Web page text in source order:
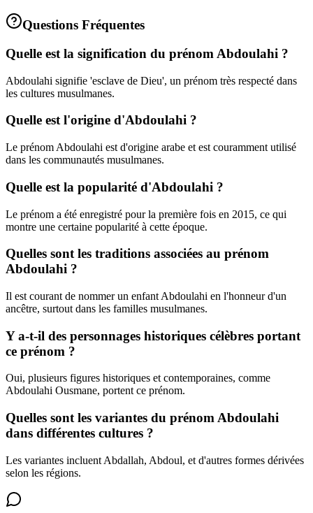
Questions Fréquentes
Quelle est la signification du prénom Abdoulahi ?
Abdoulahi signifie 'esclave de Dieu', un prénom très respecté dans
les cultures musulmanes.
Quelle est l'origine d'Abdoulahi ?
Le prénom Abdoulahi est d'origine arabe et est couramment utilisé
dans les communautés musulmanes.
Quelle est la popularité d'Abdoulahi ?
Le prénom a été enregistré pour la première fois en 2015, ce qui
montre une certaine popularité à cette époque.
Quelles sont les traditions associées au prénom
Abdoulahi ?
Il est courant de nommer un enfant Abdoulahi en l'honneur d'un
ancêtre, surtout dans les familles musulmanes.
Y a-t-il des personnages historiques célèbres portant
ce prénom ?
Oui, plusieurs figures historiques et contemporaines, comme
Abdoulahi Ousmane, portent ce prénom.
Quelles sont les variantes du prénom Abdoulahi
dans différentes cultures ?
Les variantes incluent Abdallah, Abdoul, et d'autres formes dérivées
selon les régions.